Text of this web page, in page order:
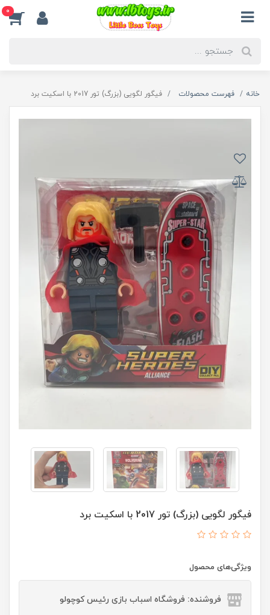
0
خانه فهرست محصولات فیگور لگویی (بزرگ) تور 2017 با اسکیت برد
فیگور لگویی (بزرگ) تور 2017 با اسکیت برد
ویژگی‌های محصول
فروشنده: فروشگاه اسباب بازی رئیس کوچولو